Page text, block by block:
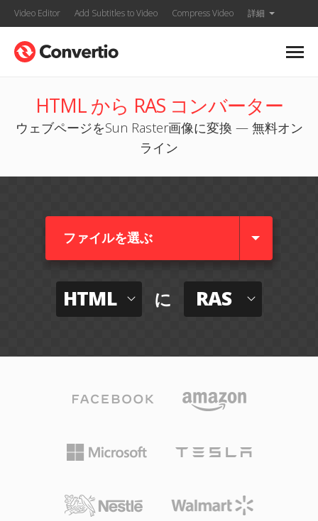
Video Editor Add Subtitles to Video Compress Video 詳細
HTML から RAS コンバーター
ウェブページをSun Raster画像に変換 — 無料オン
ライン
ファイルを選ぶ
HTML に RAS